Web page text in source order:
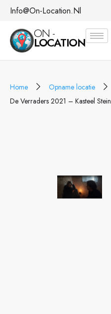
Info@on-Location.nl
ON -
LOCATION
Home
Opname locatie
De Verraders 2021 – Kasteel Stein